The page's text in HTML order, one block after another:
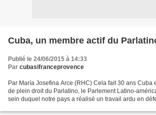
Cuba, un membre actif du
Publié le 24/06/2015 à 14:33
Par cubasifranceprovence
Par María Josefina Arce (RHC) Cela fait 30 ans Cuba
de plein droit du Parlatino, le Parlement Latino-
sein duquel notre pays a réalisé un travail ardu en